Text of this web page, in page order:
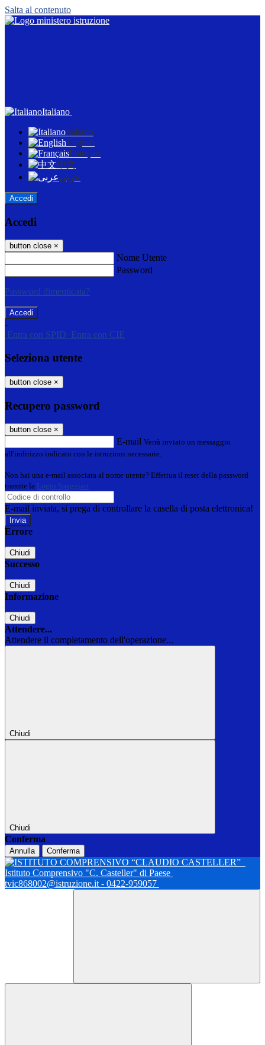
Salta al contenuto
Italiano
Italiano
English
Français
中文
عربى
Accedi
Accedi
button close ×
Nome Utente
Password
Password dimenticata?
-
Entra con SPID
Entra con CIE
Seleziona utente
button close ×
Recupero password
button close ×
E-mail Verrà inviato un messaggio
all'indirizzo indicato con le istruzioni necessarie.
Non hai una e-mail associata al nome utente? Effettua il reset della password
tramite la Login Spaggiari
E-mail inviata, si prega di controllare la casella di posta elettronica!
Errore
Chiudi
Successo
Chiudi
Informazione
Chiudi
Attendere...
Attendere il completamento dell'operazione...
Chiudi
Chiudi
Conferma
Annulla Conferma
Istituto Comprensivo "C. Casteller" di Paese
tvic868002@istruzione.it - 0422-959057